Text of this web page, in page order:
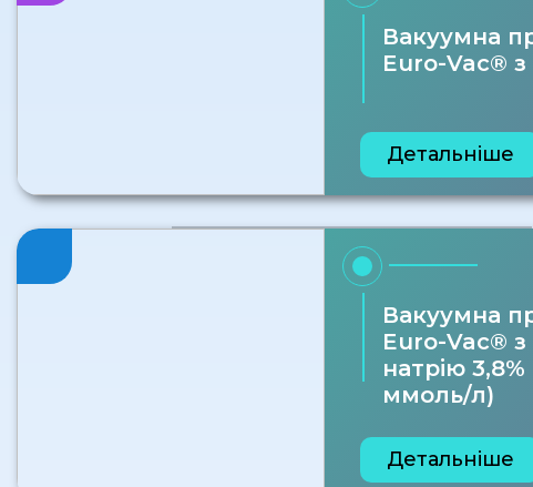
Вакуумна
Euro-Vac®
Детальніше
Вакуумна
Euro-Vac®
натрію 3,8%
ммоль/л)
Детальніше